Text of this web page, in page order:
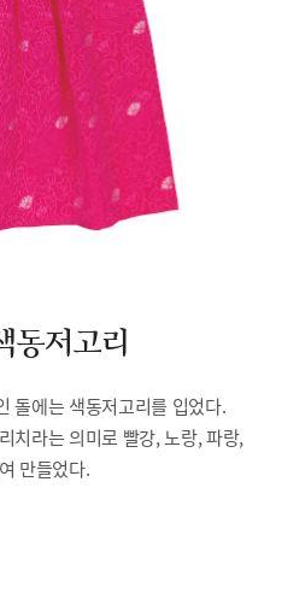
동저고리
돌에는 색동저고리를 입었다.
치라는 의미로 빨강, 노랑, 파랑,
만들었다.